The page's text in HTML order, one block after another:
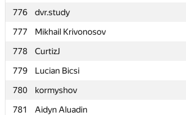
776
dvr.study
777
Mikhail Krivonosov
778
CurtizJ
779
Lucian Bicsi
780
kormyshov
781
Aidyn Aluadin
776
dvr.study
777
Mikhail Krivonosov
778
CurtizJ
779
Lucian Bicsi
780
kormyshov
781
Aidyn Aluadin